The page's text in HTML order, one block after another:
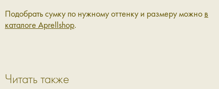
Подобрать сумку по нужному оттенку и размеру можно в
каталоге Aprellshop.
Читать также